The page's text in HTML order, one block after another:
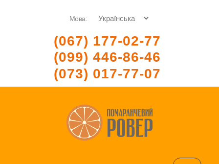
Мова:
(067) 177-02-77
(099) 446-86-46
(073) 017-77-07